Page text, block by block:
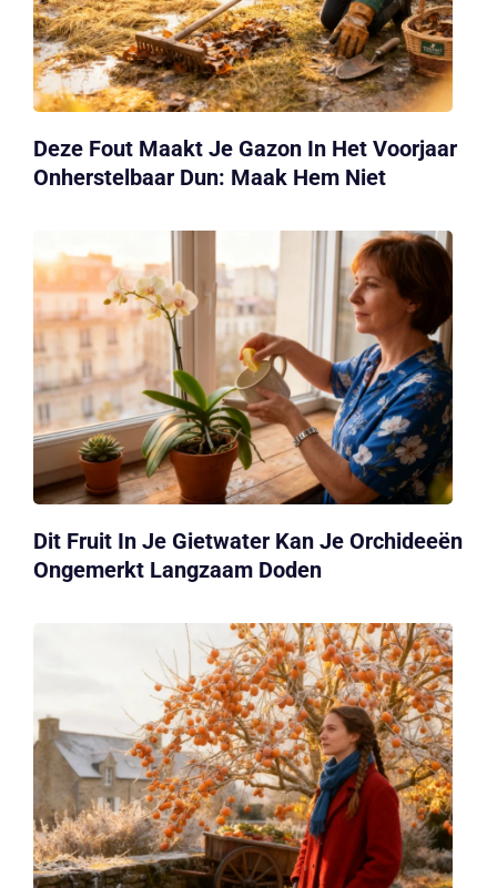
Deze Fout Maakt Je Gazon In Het Voorjaar
Onherstelbaar Dun: Maak Hem Niet
Dit Fruit In Je Gietwater Kan Je Orchideeën
Ongemerkt Langzaam Doden